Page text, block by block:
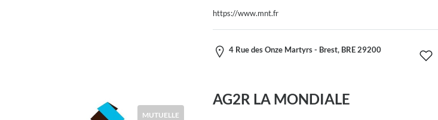
https://www.mnt.fr
4 Rue des Onze Martyrs - Brest, BRE 29200
MUTUELLE
AG2R LA MONDIALE